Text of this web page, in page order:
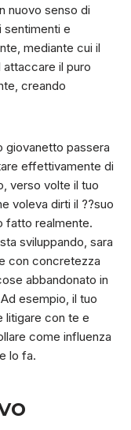
nuovo senso di
sentimenti e
mediante cui il
attaccare il puro
creando
giovanetto passera
effettivamente di
verso volte il tuo
voleva dirti il ??suo
fatto realmente.
sviluppando, sara
con concretezza
abbandonato in
esempio, il tuo
litigare con te e
come influenza
lo fa.